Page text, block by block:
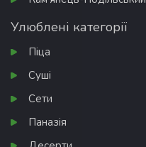
Улюблені категорії
Піца
Суші
Сети
Паназія